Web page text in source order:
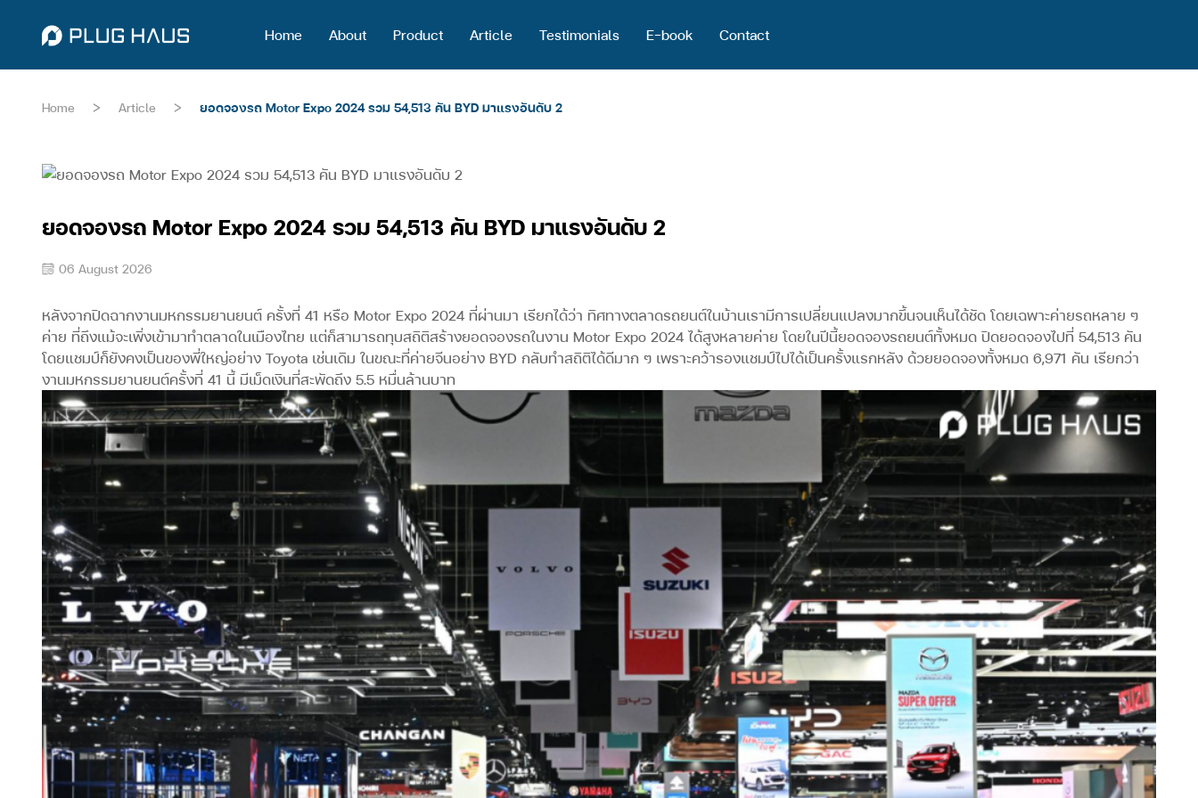
Home About Product Article Testimonials E-book Contact
Home > Article > ยอดจองรถ Motor Expo 2024 รวม 54,513 คัน BYD มาแรงอันดับ 2
ยอดจองรถ Motor Expo 2024 รวม 54,513 คัน BYD มาแรงอันดับ 2
06 August 2026
หลังจากปิดฉากงานมหกรรมยานยนต์ ครั้งที่ 41 หรือ Motor Expo 2024 ที่ผ่านมา เรียกได้ว่า ทิศทางตลาดรถยนต์ในบ้านเรามีการเปลี่ยนแปลงมากขึ้นจนเห็นได้ชัด โดยเฉพาะค่ายรถหลาย ๆ
ค่าย ที่ถึงแม้จะเพิ่งเข้ามาทำตลาดในเมืองไทย แต่ก็สามารถทุบสถิติสร้างยอดจองรถในงาน Motor Expo 2024 ได้สูงหลายค่าย โดยในปีนี้ยอดจองรถยนต์ทั้งหมด ปิดยอดจองไปที่ 54,513 คัน
โดยแชมป์ก็ยังคงเป็นของพี่ใหญ่อย่าง Toyota เช่นเดิม ในขณะที่ค่ายจีนอย่าง BYD กลับทำสถิติได้ดีมาก ๆ เพราะคว้ารองแชมป์ไปได้เป็นครั้งแรกหลัง ด้วยยอดจองทั้งหมด 6,971 คัน เรียกว่า
งานมหกรรมยานยนต์ครั้งที่ 41 นี้ มีเม็ดเงินที่สะพัดถึง 5.5 หมื่นล้านบาท